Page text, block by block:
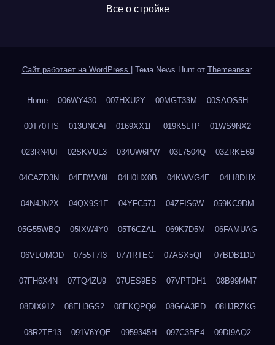
Все о стройке
Сайт работает на WordPress Тема News Hunt от Themeansar.
Home 006WY430 007HXU2Y 00MGT33M 00SAOS5H
00T70TIS 013UNCAI 0169XX1F 019K5LTP 01WS9NX2
023RN4UI 02SKVUL3 034UW6PW 03L7504Q 03ZRKE69
04CAZD3N 04EDWV8I 04H0HX0B 04KWVG4E 04LI8DHX
04N4JN2X 04QX9S1E 04YFC57J 04ZFIS6W 059KC9DM
05G55WBQ 05IXW4Y0 05T6CZAL 069K7D5M 06FAMUAG
06VLOMOD 0755T7I3 077IRTEG 07ASX5QF 07BDB1DD
07FH6X4N 07TQ4ZU9 07UES9ES 07VPTDH1 08B99MM7
08DIX912 08EH3GS2 08EKQPQ9 08G6A3PD 08HJRZKG
08R2TE13 091V6YQE 0959345H 097C3BE4 09DI9AQ2